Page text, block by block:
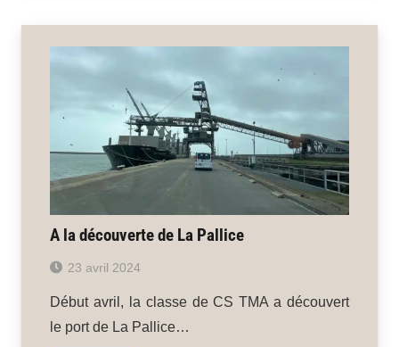
A la découverte de La Pallice
23 avril 2024
Début avril, la classe de CS TMA a découvert
le port de La Pallice…